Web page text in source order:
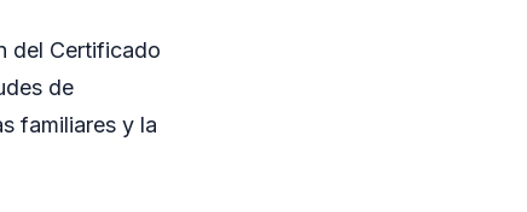
del Certificado
de
familiares y la